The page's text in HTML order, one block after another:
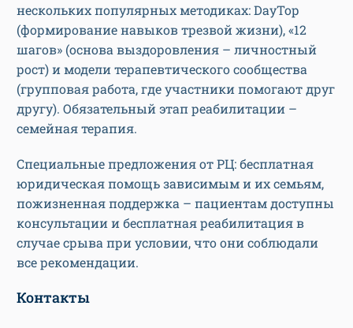
нескольких популярных методиках: DayToр
(формирование навыков трезвой жизни), «12
шагов» (основа выздоровления – личностный
рост) и модели терапевтического сообщества
(групповая работа, где участники помогают друг
другу). Обязательный этап реабилитации –
семейная терапия.
Специальные предложения от РЦ: бесплатная
юридическая помощь зависимым и их семьям,
пожизненная поддержка – пациентам доступны
консультации и бесплатная реабилитация в
случае срыва при условии, что они соблюдали
все рекомендации.
Контакты